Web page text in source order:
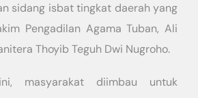
sidang isbat tingkat daerah yang
Pengadilan Agama Tuban, Ali
Thoyib Teguh Dwi Nugroho.
masyarakat diimbau untuk